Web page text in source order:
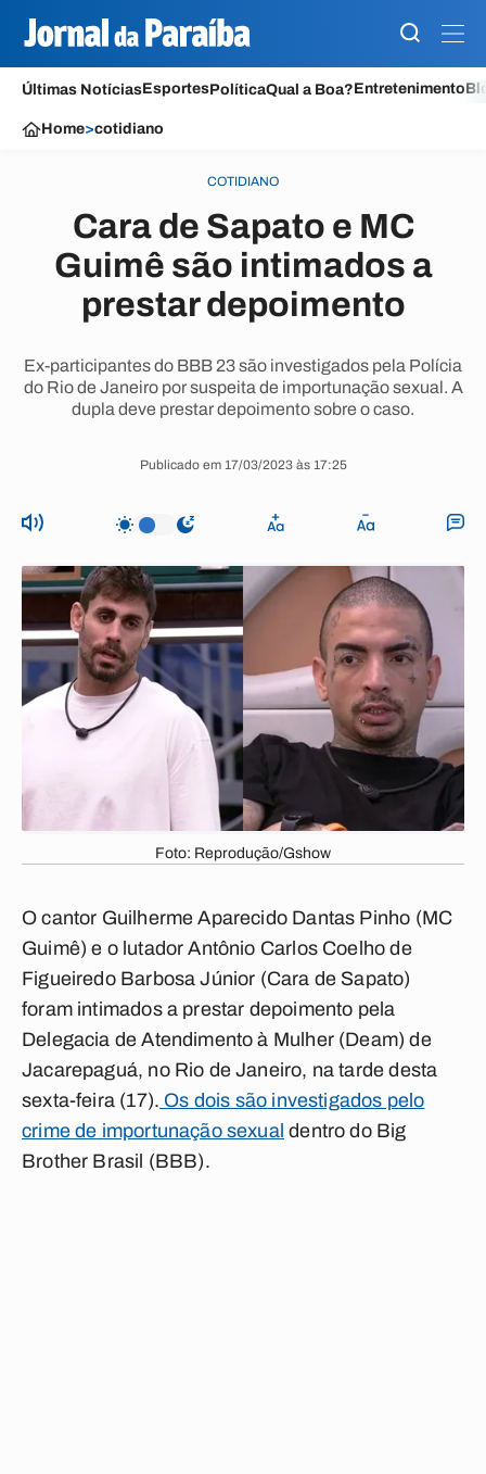
Últimas NotíciasEsportesPolíticaQual a Boa?Entretenimento
Home>cotidiano
COTIDIANO
Cara de Sapato e MC
Guimê são intimados a
prestar depoimento
Ex-participantes do BBB 23 são investigados pela Polícia
do Rio de Janeiro por suspeita de importunação sexual. A
dupla deve prestar depoimento sobre o caso.
Publicado em 17/03/2023 às 17:25
Foto: Reprodução/Gshow
O cantor Guilherme Aparecido Dantas Pinho (MC
Guimê) e o lutador Antônio Carlos Coelho de
Figueiredo Barbosa Júnior (Cara de Sapato)
foram intimados a prestar depoimento pela
Delegacia de Atendimento à Mulher (Deam) de
Jacarepaguá, no Rio de Janeiro, na tarde desta
sexta-feira (17). Os dois são investigados pelo
crime de importunação sexual dentro do Big
Brother Brasil (BBB).